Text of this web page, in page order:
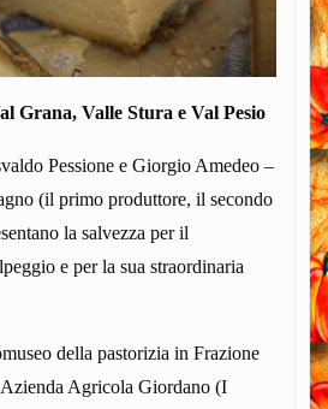
Grana, Valle Stura e Val Pesio
Pessione e Giorgio Amedeo –
(il primo produttore, il secondo
la salvezza per il
e per la sua straordinaria
della pastorizia in Frazione
Agricola Giordano (I